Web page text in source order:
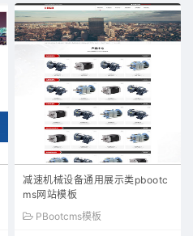
减速机械设备通用展示类pbootc
ms网站模板
PBootcms模板